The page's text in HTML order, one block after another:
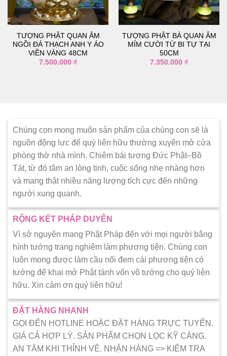
thích
TƯỢNG PHẬT QUAN ÂM
NGỒI ĐÁ THẠCH ANH Y ÁO
VIỀN VÀNG 48CM
7.500.000 ₫
thích
TƯỢNG PHẬT BÀ QUAN ÂM
MỈM CƯỜI TỪ BI TỰ TẠI
50CM
7.350.000 ₫
Chúng con mong muốn sản phẩm của chúng con sẽ là
nguồn động lực để quý liên hữu thường xuyên mở cửa
phòng thờ nhà mình. Chiêm bái tượng Đức Phật–Bồ
Tát, từ đó tâm an lòng tịnh, cuộc sống nhẹ nhàng hơn
và mang thật nhiều năng lượng tích cực đến những
người xung quanh.
RỘNG KẾT PHÁP DUYÊN
Vì sở nguyện mang Phật Pháp đến với mọi người bằng
hình tướng trang nghiêm làm phương tiện. Chúng con
luôn mong được làm cầu nối đem cái phương tiện có
tướng để khai mở Phật tánh vốn vô tướng cho quý liên
hữu. Xin cảm ơn quý liên hữu!
ĐẶT HÀNG NHANH
GỌI ĐẾN HOTLINE HOẶC ĐẶT HÀNG TRỰC TUYẾN.
GIÁ CẢ HỢP LÝ. SẢN PHẨM CHỌN LỌC KỸ CÀNG.
AN TÂM KHI THỈNH VỀ. NHẬN HÀNG => KIẾM TRA